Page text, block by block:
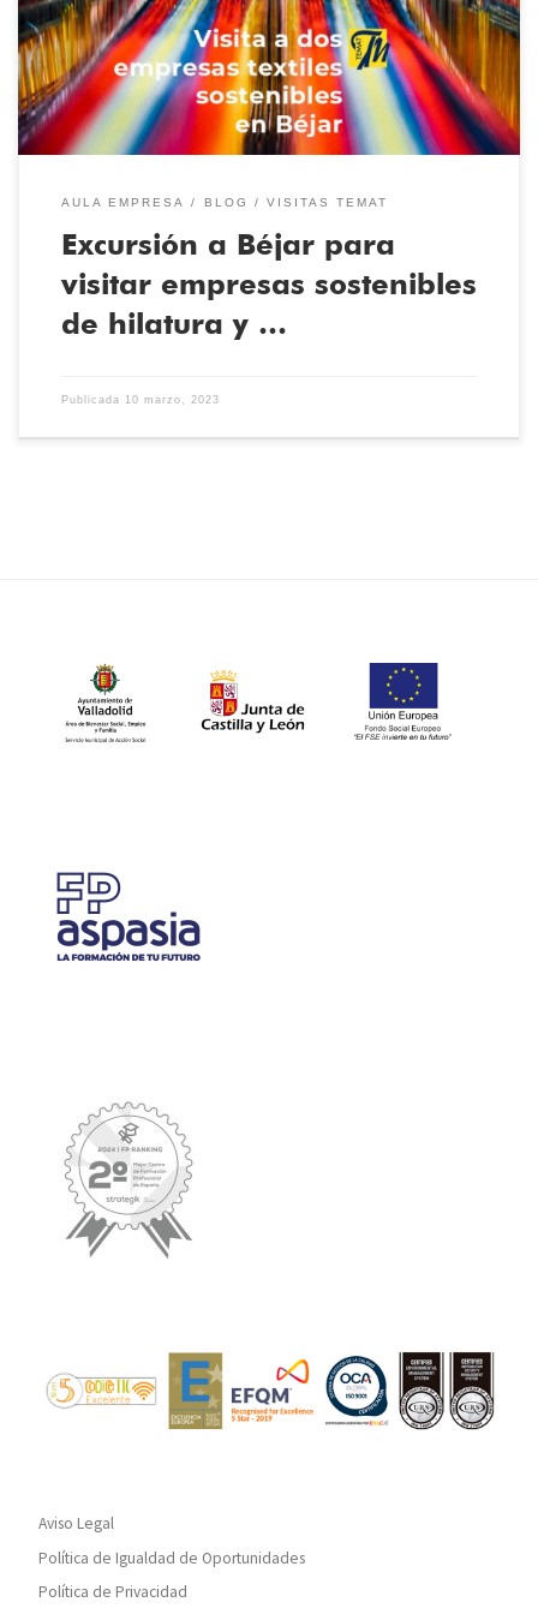
mano, cómo es la producción con baja huella de carbono de las
empresas que producen paños de lana. Descubrimos […]
AULA EMPRESA BLOG VISITAS TEMAT
Excursión a Béjar para
visitar empresas sostenibles
de hilatura y …
Publicada 10 marzo, 2023
Aviso Legal
Política de Igualdad de Oportunidades
Política de Privacidad